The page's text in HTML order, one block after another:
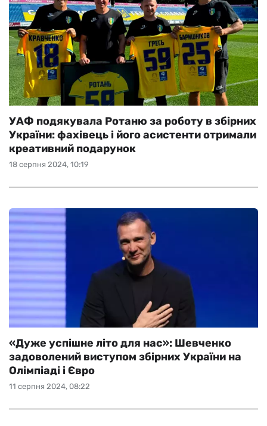
18 серпня 2024, 10:19
УАФ подякувала Ротаню за роботу в збірних
України: фахівець і його асистенти отримали
креативний подарунок
11 серпня 2024, 08:22
«Дуже успішне літо для нас»: Шевченко
задоволений виступом збірних України на
Олімпіаді і Євро